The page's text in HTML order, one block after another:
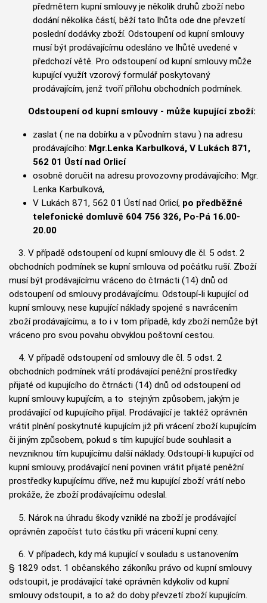
předmětem kupní smlouvy je několik druhů zboží nebo
dodání několika částí, běží tato lhůta ode dne převzetí
poslední dodávky zboží. Odstoupení od kupní smlouvy
musí být prodávajícímu odesláno ve lhůtě uvedené v
předchozí větě. Pro odstoupení od kupní smlouvy může
kupující využít vzorový formulář poskytovaný
prodávajícím, jenž tvoří přílohu obchodních podmínek.
Odstoupení od kupní smlouvy - může kupující zboží:
zaslat ( ne na dobírku a v původním stavu ) na adresu
prodávajícího: Mgr.Lenka Karbulková, V Lukách 871,
562 01 Ústí nad Orlicí
osobně doručit na adresu provozovny prodávajícího: Mgr.
Lenka Karbulková,
V Lukách 871, 562 01 Ústí nad Orlicí, po předběžné
telefonické domluvě 604 756 326, Po-Pá 16.00-
20.00
3. V případě odstoupení od kupní smlouvy dle čl. 5 odst. 2
obchodních podmínek se kupní smlouva od počátku ruší. Zboží
musí být prodávajícímu vráceno do čtrnácti (14) dnů od
odstoupení od smlouvy prodávajícímu. Odstoupí-li kupující od
kupní smlouvy, nese kupující náklady spojené s navrácením
zboží prodávajícímu, a to i v tom případě, kdy zboží nemůže být
vráceno pro svou povahu obvyklou poštovní cestou.
4. V případě odstoupení od smlouvy dle čl. 5 odst. 2
obchodních podmínek vrátí prodávající peněžní prostředky
přijaté od kupujícího do čtrnácti (14) dnů od odstoupení od
kupní smlouvy kupujícím, a to stejným způsobem, jakým je
prodávající od kupujícího přijal. Prodávající je taktéž oprávněn
vrátit plnění poskytnuté kupujícím již při vrácení zboží kupujícím
či jiným způsobem, pokud s tím kupující bude souhlasit a
nevzniknou tím kupujícímu další náklady. Odstoupí-li kupující od
kupní smlouvy, prodávající není povinen vrátit přijaté peněžní
prostředky kupujícímu dříve, než mu kupující zboží vrátí nebo
prokáže, že zboží prodávajícímu odeslal.
5. Nárok na úhradu škody vzniklé na zboží je prodávající
oprávněn započíst tuto částku při vrácení kupní ceny.
6. V případech, kdy má kupující v souladu s ustanovením
§ 1829 odst. 1 občanského zákoníku právo od kupní smlouvy
odstoupit, je prodávající také oprávněn kdykoliv od kupní
smlouvy odstoupit, a to až do doby převzetí zboží kupujícím.